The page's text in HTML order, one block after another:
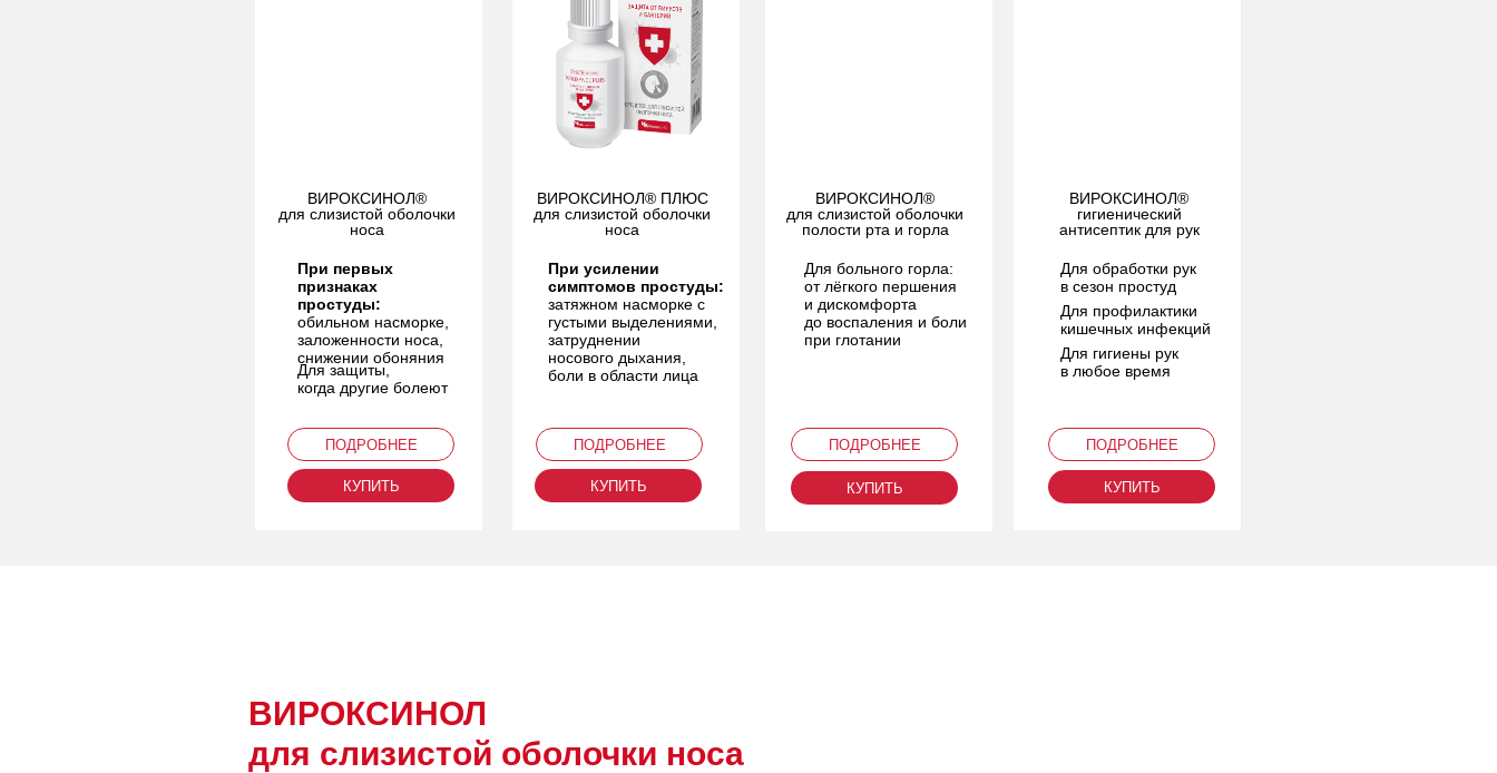
ВИРОКСИНОЛ®
для слизистой оболочки
носа
ВИРОКСИНОЛ® ПЛЮС
для слизистой оболочки
носа
ВИРОКСИНОЛ®
для слизистой оболочки
полости рта и горла
ВИРОКСИНОЛ®
гигиенический
антисептик для рук
При первых
признаках
простуды:
обильном насморке,
заложенности носа,
снижении обоняния
При усилении
симптомов простуды:
затяжном насморке с
густыми выделениями,
затруднении
носового дыхания,
боли в области лица
Для больного горла:
от лёгкого першения
и дискомфорта
до воспаления и боли
при глотании
Для обработки рук
в сезон простуд
Для профилактики
кишечных инфекций
Для гигиены рук
в любое время
Для защиты,
когда другие болеют
ПОДРОБНЕЕ
ПОДРОБНЕЕ
ПОДРОБНЕЕ
ПОДРОБНЕЕ
КУПИТЬ КУПИТЬ КУПИТЬ КУПИТЬ
ВИРОКСИНОЛ
для слизистой оболочки носа